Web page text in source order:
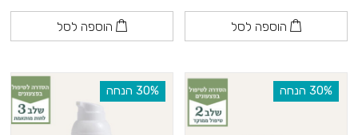
הוספה לסל הוספה לסל
‫30% הנחה ‫30% הנחה